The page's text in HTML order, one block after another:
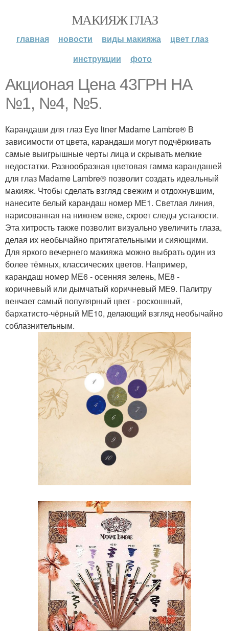
МАКИЯЖ ГЛАЗ
главная новости виды макияжа
цвет глаз
инструкции
фото
Акционая Цена 43ГРН НА
№1, №4, №5.
Карандаши для глаз Eye liner Madame Lambre® В
зависимости от цвета, карандаши могут подчёркивать
самые выигрышные черты лица и скрывать мелкие
недостатки. Разнообразная цветовая гамма карандашей
для глаз Madame Lambre® позволит создать идеальный
макияж. Чтобы сделать взгляд свежим и отдохнувшим,
нанесите белый карандаш номер МЕ1. Светлая линия,
нарисованная на нижнем веке, скроет следы усталости.
Эта хитрость также позволит визуально увеличить глаза,
делая их необычайно притягательными и сияющими.
Для яркого вечернего макияжа можно выбрать один из
более тёмных, классических цветов. Например,
карандаш номер МЕ6 - осенняя зелень, МЕ8 -
коричневый или дымчатый коричневый МЕ9. Палитру
венчает самый популярный цвет - роскошный,
бархатисто-чёрный МЕ10, делающий взгляд необычайно
соблазнительным.